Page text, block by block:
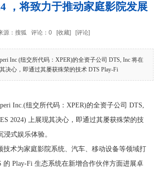
，将致力于推动家庭影院发展
：搜狐 评论： 0 [收藏] [评论]
Inc (纽交所代码：XPER)的全资子公司 DTS, Inc 将在
决心，即通过其屡获殊荣的技术 DTS Play-Fi
Inc.(纽交所代码：XPER)的全资子公司 DTS,
2024) 上展现其决心，即通过其屡获殊荣的技
式娱乐体验。
术为家庭影院系统、汽车、移动设备等领域打
Play-Fi 生态系统在新增合作伙伴方面进展卓